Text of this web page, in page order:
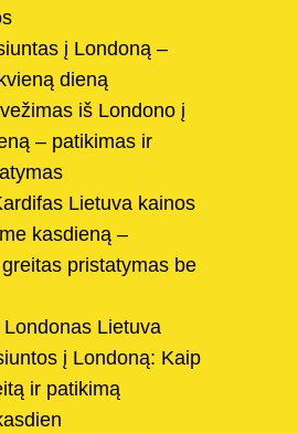
į Londoną –
dieną
iš Londono į
– patikimas ir
Lietuva kainos
kasdieną –
pristatymas be
Lietuva
į Londoną: Kaip
ir patikimą